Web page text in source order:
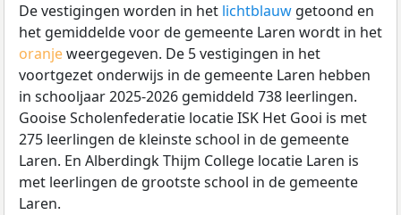
De vestigingen worden in het lichtblauw getoond en
het gemiddelde voor de gemeente Laren wordt in het
oranjeweergegeven. De 5 vestigingen in het
voortgezet onderwijs in de gemeente Laren hebben
in schooljaar 2025-2026 gemiddeld 738 leerlingen.
Gooise Scholenfederatie locatie ISK Het Gooi is met
275 leerlingen de kleinste school in de gemeente
Laren. En Alberdingk Thijm College locatie Laren is
met leerlingen de grootste school in de gemeente
Laren.